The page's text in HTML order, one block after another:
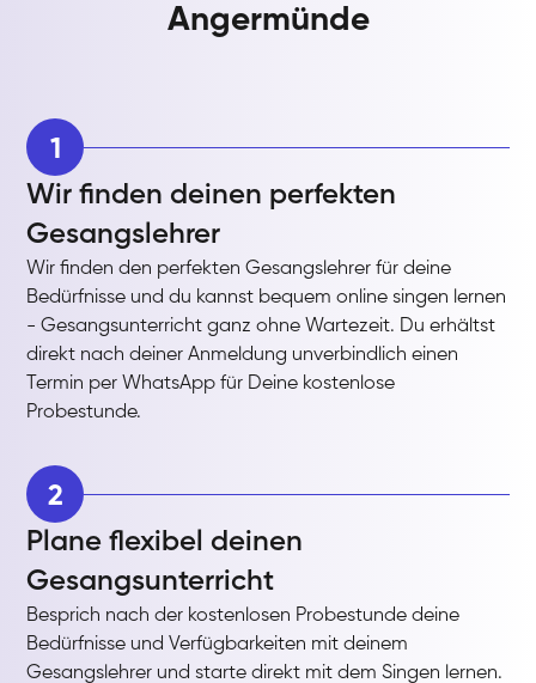
Angermünde
1
Wir finden deinen perfekten
Gesangslehrer
Wir finden den perfekten Gesangslehrer für deine
Bedürfnisse und du kannst bequem online singen lernen
- Gesangsunterricht ganz ohne Wartezeit. Du erhältst
direkt nach deiner Anmeldung unverbindlich einen
Termin per WhatsApp für Deine kostenlose
Probestunde.
2
Plane flexibel deinen
Gesangsunterricht
Besprich nach der kostenlosen Probestunde deine
Bedürfnisse und Verfügbarkeiten mit deinem
Gesangslehrer und starte direkt mit dem Singen lernen.